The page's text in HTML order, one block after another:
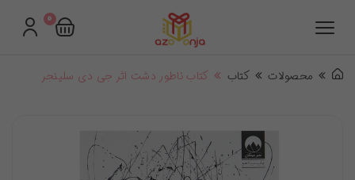
0
محصولات کتاب کتاب ناطور دشت اثر جی دی سلینجر